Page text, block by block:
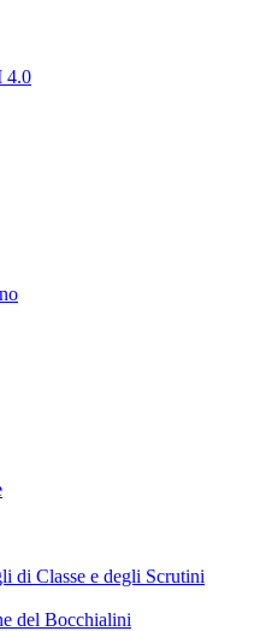
4.0
di Classe e degli Scrutini
del Bocchialini